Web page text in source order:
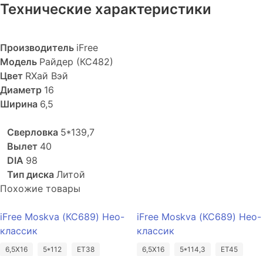
Технические характеристики
Производитель iFree
Модель Райдер (КС482)
Цвет RХай Вэй
Диаметр 16
Ширина 6,5
Сверловка 5*139,7
Вылет 40
DIA 98
Тип диска Литой
Похожие товары
iFree Moskva (КС689) Нео-
классик
6,5X16 5*112 ET38
iFree Moskva (КС689) Нео-
классик
6,5X16 5*114,3 ET45